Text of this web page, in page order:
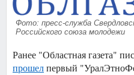
Фото: пресс-служба
Российского союза молодежи
Ранее "Областная газета"
прошелпервый